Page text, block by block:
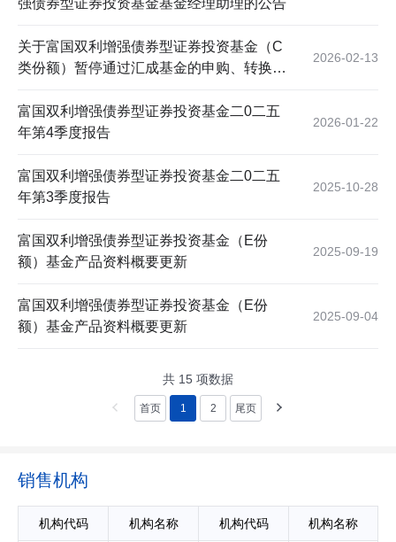
强债券型证券投资基金基金经理助理的公告
关于富国双利增强债券型证券投资基金（C
类份额）暂停通过汇成基金的申购、转换转
2026-02-13
富国双利增强债券型证券投资基金二0二五
年第4季度报告
2026-01-22
富国双利增强债券型证券投资基金二0二五
年第3季度报告
2025-10-28
富国双利增强债券型证券投资基金（E份
额）基金产品资料概要更新
2025-09-19
富国双利增强债券型证券投资基金（E份
额）基金产品资料概要更新
2025-09-04
共 15 项数据
首页 1 2 尾页
销售机构
机构代码 机构名称 机构代码 机构名称